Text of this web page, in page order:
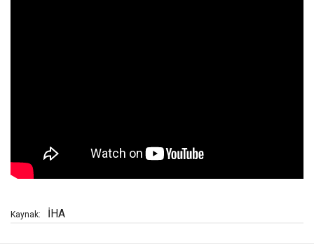
Kaynak: İHA